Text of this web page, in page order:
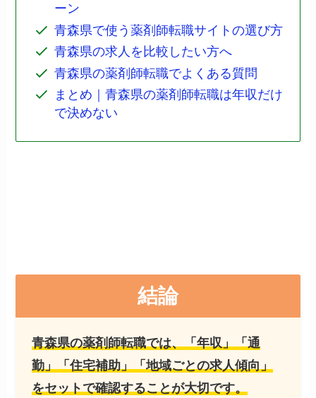
ーン
青森県で使う薬剤師転職サイトの選び方
青森県の求人を比較したい方へ
青森県の薬剤師転職でよくある質問
まとめ｜青森県の薬剤師転職は年収だけ
で決めない
結論
青森県の薬剤師転職では、「年収」「通
勤」「住宅補助」「地域ごとの求人傾向」
をセットで確認することが大切です。